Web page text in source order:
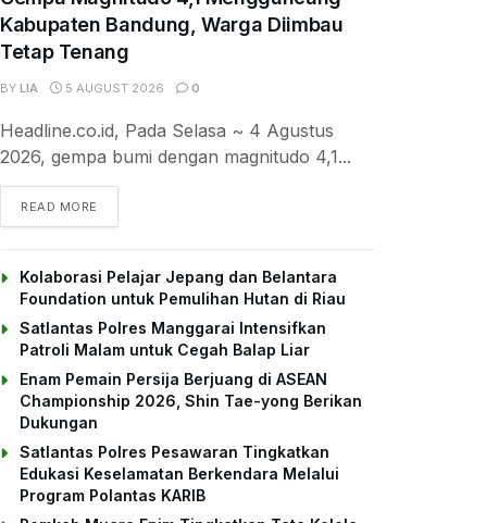
Kabupaten Bandung, Warga Diimbau
Tetap Tenang
BY LIA 5 AUGUST 2026 0
Headline.co.id, Pada Selasa ~ 4 Agustus
2026, gempa bumi dengan magnitudo 4,1...
READ MORE
Kolaborasi Pelajar Jepang dan Belantara
Foundation untuk Pemulihan Hutan di Riau
Satlantas Polres Manggarai Intensifkan
Patroli Malam untuk Cegah Balap Liar
Enam Pemain Persija Berjuang di ASEAN
Championship 2026, Shin Tae-yong Berikan
Dukungan
Satlantas Polres Pesawaran Tingkatkan
Edukasi Keselamatan Berkendara Melalui
Program Polantas KARIB